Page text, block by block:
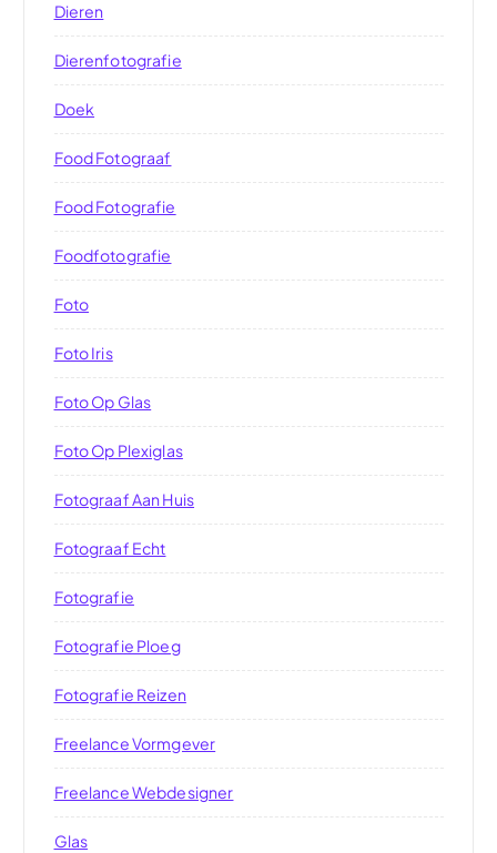
Dieren
Dierenfotografie
Doek
Food Fotograaf
Food Fotografie
Foodfotografie
Foto
Foto Iris
Foto Op Glas
Foto Op Plexiglas
Fotograaf Aan Huis
Fotograaf Echt
Fotografie
Fotografie Ploeg
Fotografie Reizen
Freelance Vormgever
Freelance Webdesigner
Glas